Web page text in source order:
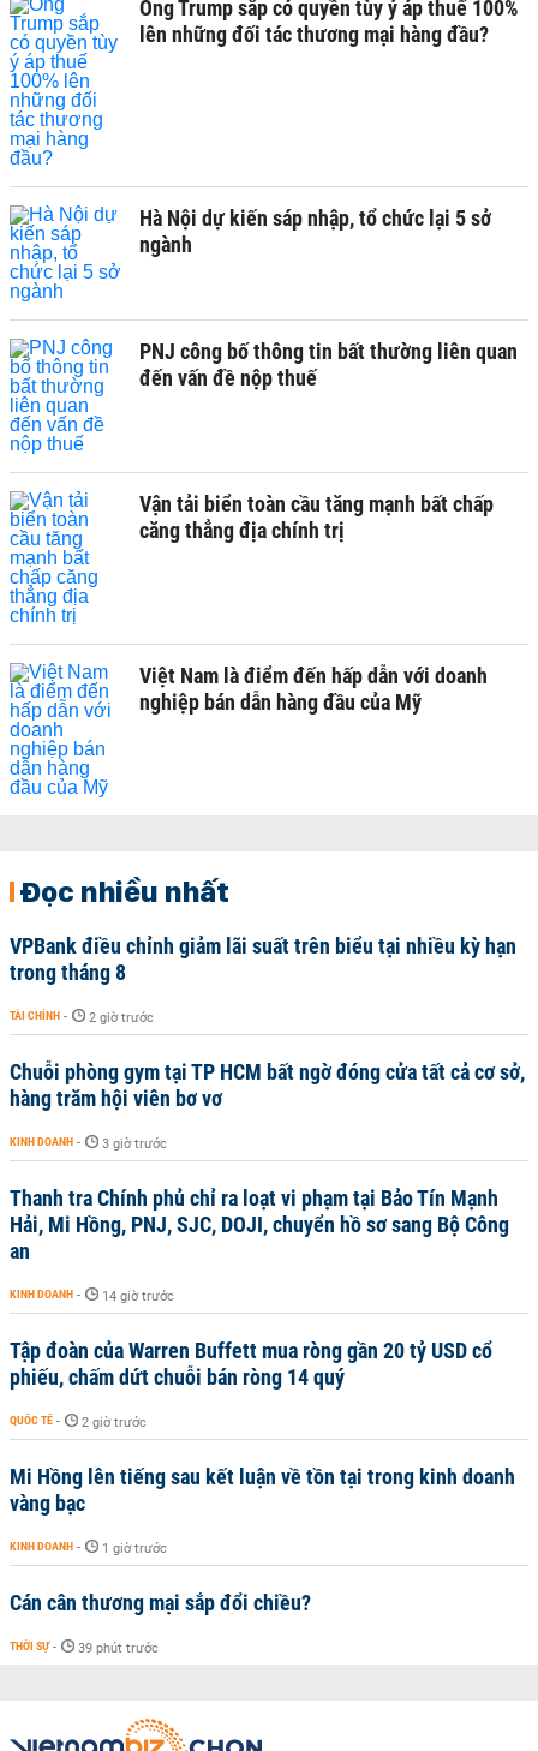
Ông Trump sắp có quyền tùy ý áp thuế 100%
lên những đối tác thương mại hàng đầu?
Hà Nội dự kiến sáp nhập, tổ chức lại 5 sở
ngành
PNJ công bố thông tin bất thường liên quan
đến vấn đề nộp thuế
Vận tải biển toàn cầu tăng mạnh bất chấp
căng thẳng địa chính trị
Việt Nam là điểm đến hấp dẫn với doanh
nghiệp bán dẫn hàng đầu của Mỹ
Đọc nhiều nhất
VPBank điều chỉnh giảm lãi suất trên biểu tại nhiều kỳ hạn
trong tháng 8
TÀI CHÍNH - 2 giờ trước
Chuỗi phòng gym tại TP HCM bất ngờ đóng cửa tất cả cơ sở,
hàng trăm hội viên bơ vơ
KINH DOANH - 3 giờ trước
Thanh tra Chính phủ chỉ ra loạt vi phạm tại Bảo Tín Mạnh
Hải, Mi Hồng, PNJ, SJC, DOJI, chuyển hồ sơ sang Bộ Công
an
KINH DOANH - 14 giờ trước
Tập đoàn của Warren Buffett mua ròng gần 20 tỷ USD cổ
phiếu, chấm dứt chuỗi bán ròng 14 quý
QUỐC TẾ - 2 giờ trước
Mi Hồng lên tiếng sau kết luận về tồn tại trong kinh doanh
vàng bạc
KINH DOANH - 1 giờ trước
Cán cân thương mại sắp đổi chiều?
THỜI SỰ - 39 phút trước